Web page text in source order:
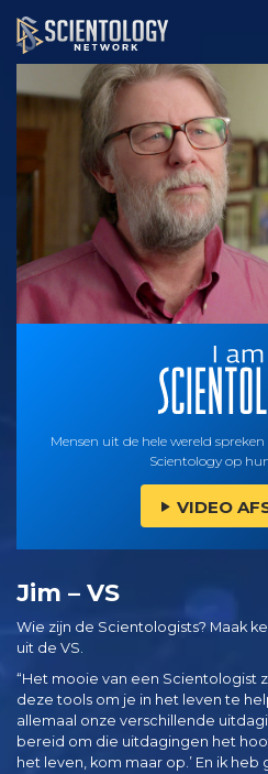
Mensen uit de hele wereld
Scientology op
VIDEO
Jim – VS
Wie zijn de Scientologists? Maak
uit de VS.
“Het mooie van een Scientologist
deze tools om je in het leven te
allemaal onze verschillende
bereid om die uitdagingen het
het leven, kom maar op.’ En ik